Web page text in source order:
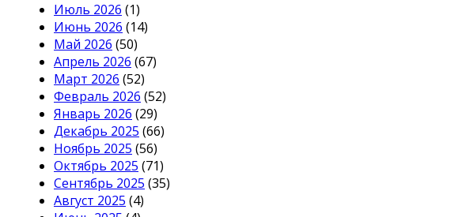
Июль 2026 (1)
Июнь 2026 (14)
Май 2026 (50)
Апрель 2026 (67)
Март 2026 (52)
Февраль 2026 (52)
Январь 2026 (29)
Декабрь 2025 (66)
Ноябрь 2025 (56)
Октябрь 2025 (71)
Сентябрь 2025 (35)
Август 2025 (4)